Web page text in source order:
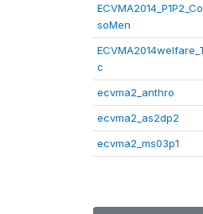
soMen
c
ecvma2_anthro
ecvma2_as2dp2
ecvma2_ms03p1